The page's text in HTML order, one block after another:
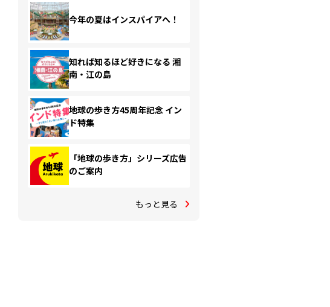
今年の夏はインスパイアへ！
知れば知るほど好きになる 湘
南・江の島
地球の歩き方45周年記念 イン
ド特集
「地球の歩き方」シリーズ広告
のご案内
もっと見る